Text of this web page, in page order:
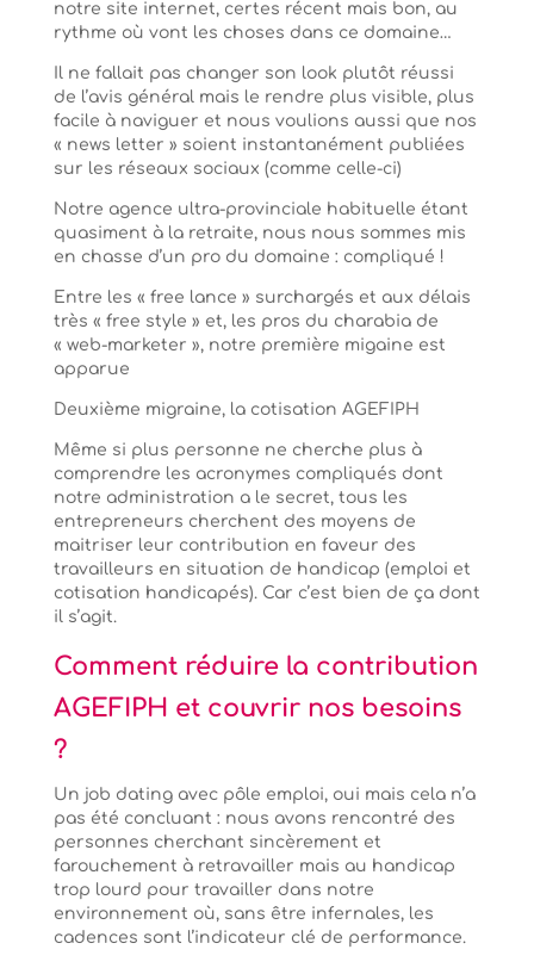
notre site internet, certes récent mais bon, au
rythme où vont les choses dans ce domaine…
Il ne fallait pas changer son look plutôt réussi
de l’avis général mais le rendre plus visible, plus
facile à naviguer et nous voulions aussi que nos
« news letter » soient instantanément publiées
sur les réseaux sociaux (comme celle-ci)
Notre agence ultra-provinciale habituelle étant
quasiment à la retraite, nous nous sommes mis
en chasse d’un pro du domaine : compliqué !
Entre les « free lance » surchargés et aux délais
très « free style » et, les pros du charabia de
« web-marketer », notre première migaine est
apparue
Deuxième migraine, la cotisation AGEFIPH
Même si plus personne ne cherche plus à
comprendre les acronymes compliqués dont
notre administration a le secret, tous les
entrepreneurs cherchent des moyens de
maitriser leur contribution en faveur des
travailleurs en situation de handicap (emploi et
cotisation handicapés). Car c’est bien de ça dont
il s’agit.
Comment réduire la contribution
AGEFIPH et couvrir nos besoins
?
Un job dating avec pôle emploi, oui mais cela n’a
pas été concluant : nous avons rencontré des
personnes cherchant sincèrement et
farouchement à retravailler mais au handicap
trop lourd pour travailler dans notre
environnement où, sans être infernales, les
cadences sont l’indicateur clé de performance.